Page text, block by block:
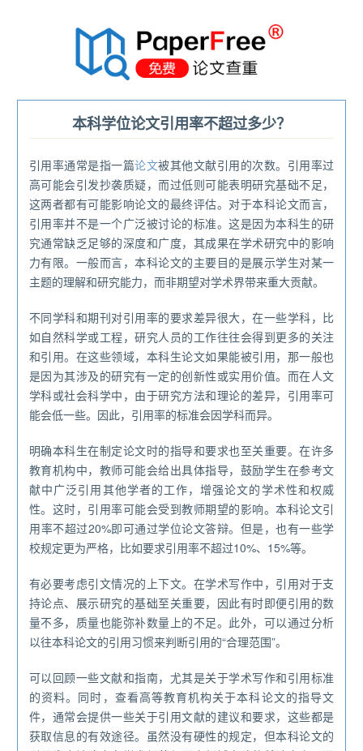
本科学位论文引用率不超过多少？
引用率通常是指一篇论文被其他文献引用的次数。引用率过
高可能会引发抄袭质疑，而过低则可能表明研究基础不足，
这两者都有可能影响论文的最终评估。对于本科论文而言，
引用率并不是一个广泛被讨论的标准。这是因为本科生的研
究通常缺乏足够的深度和广度，其成果在学术研究中的影响
力有限。一般而言，本科论文的主要目的是展示学生对某一
主题的理解和研究能力，而非期望对学术界带来重大贡献。
不同学科和期刊对引用率的要求差异很大，在一些学科，比
如自然科学或工程，研究人员的工作往往会得到更多的关注
和引用。在这些领域，本科生论文如果能被引用，那一般也
是因为其涉及的研究有一定的创新性或实用价值。而在人文
学科或社会科学中，由于研究方法和理论的差异，引用率可
能会低一些。因此，引用率的标准会因学科而异。
明确本科生在制定论文时的指导和要求也至关重要。在许多
教育机构中，教师可能会给出具体指导，鼓励学生在参考文
献中广泛引用其他学者的工作，增强论文的学术性和权威
性。这时，引用率可能会受到教师期望的影响。本科论文引
用率不超过20%即可通过学位论文答辩。但是，也有一些学
校规定更为严格，比如要求引用率不超过10%、15%等。
有必要考虑引文情况的上下文。在学术写作中，引用对于支
持论点、展示研究的基础至关重要，因此有时即便引用的数
量不多，质量也能弥补数量上的不足。此外，可以通过分析
以往本科论文的引用习惯来判断引用的“合理范围”。
可以回顾一些文献和指南，尤其是关于学术写作和引用标准
的资料。同时，查看高等教育机构关于本科论文的指导文
件，通常会提供一些关于引用文献的建议和要求，这些都是
获取信息的有效途径。虽然没有硬性的规定，但本科论文的